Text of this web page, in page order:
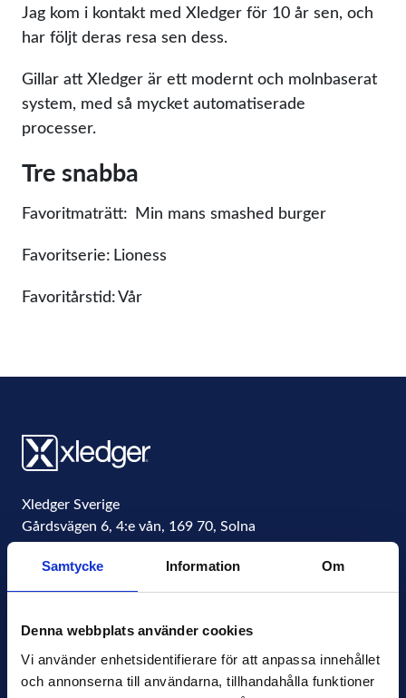
Samtycke Information Om
Denna webbplats använder cookies
Vi använder enhetsidentifierare för att anpassa innehållet
och annonserna till användarna, tillhandahålla funktioner
Jag kom i kontakt med Xledger för 10 år sen, och
har följt deras resa sen dess.
Gillar att Xledger är ett modernt och molnbaserat
system, med så mycket automatiserade
processer.
Tre snabba
Favoritmaträtt: Min mans smashed burger
Favoritserie: Lioness
Favoritårstid: Vår
Xledger Sverige
Gårdsvägen 6, 4:e vån, 169 70, Solna
Sweden
info@xledger.se